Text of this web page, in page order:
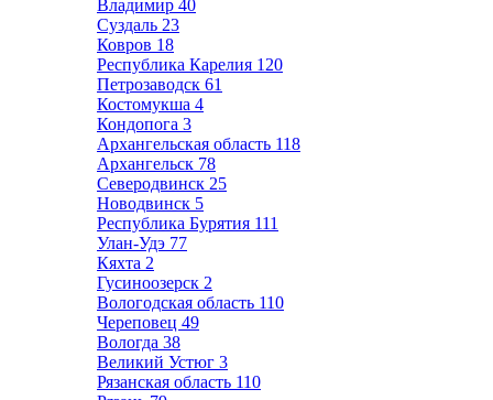
Владимир 40
Суздаль 23
Ковров 18
Республика Карелия 120
Петрозаводск 61
Костомукша 4
Кондопога 3
Архангельская область 118
Архангельск 78
Северодвинск 25
Новодвинск 5
Республика Бурятия 111
Улан-Удэ 77
Кяхта 2
Гусиноозерск 2
Вологодская область 110
Череповец 49
Вологда 38
Великий Устюг 3
Рязанская область 110